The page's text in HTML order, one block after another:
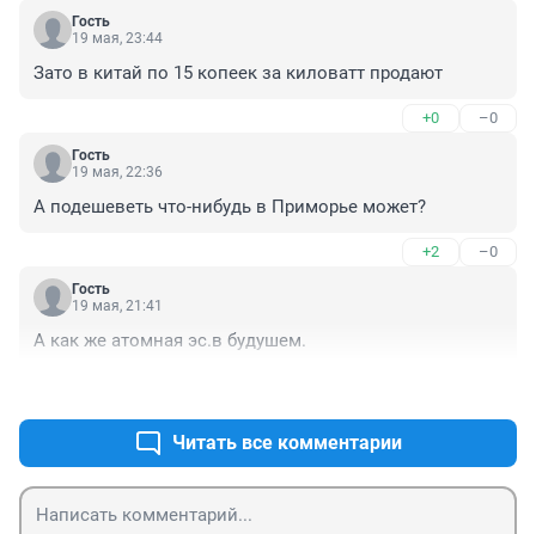
Гость
19 мая, 23:44
Зато в китай по 15 копеек за киловатт продают
+0 –0
Гость
19 мая, 22:36
А подешеветь что-нибудь в Приморье может?
+2 –0
Гость
19 мая, 21:41
А как же атомная эс.в будушем.
Читать все комментарии